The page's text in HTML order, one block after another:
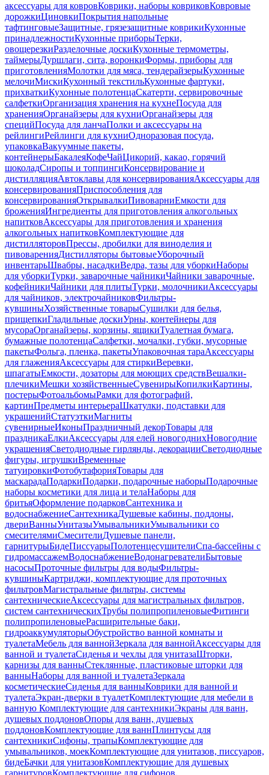
аксессуары для ковровКоврики, наборы ковриковКовровые
дорожкиЦиновкиПокрытия напольные
тафтинговыеЗащитные, грязезащитные коврикиКухонные
принадлежностиКухонные приборыТерки,
овощерезкиРазделочные доскиКухонные термометры,
таймерыДуршлаги, сита, воронкиФормы, приборы для
приготовленияМолотки для мяса, тендерайзерыКухонные
мелочиМискиКухонный текстильКухонные фартуки,
прихваткиКухонные полотенцаСкатерти, сервировочные
салфеткиОрганизация хранения на кухнеПосуда для
храненияОрганайзеры для кухниОрганайзеры для
специйПосуда для ланчаПолки и аксессуары на
рейлингиРейлинги для кухниОдноразовая посуда,
упаковкаВакуумные пакеты,
контейнерыБакалеяКофеЧайЦикорий, какао, горячий
шоколадСиропы и топпингиКонсервирование и
дистилляцияАвтоклавы для консервированияАксессуары для
консервированияПриспособления для
консервированияОткрывалкиПивоварниЕмкости для
броженияИнгредиенты для приготовления алкогольных
напитковАксессуары для приготовления и хранения
алкогольных напитковКомплектующие для
дистилляторовПрессы, дробилки для виноделия и
пивоваренияДистилляторы бытовыеУборочный
инвентарьШвабры, насадкиВедра, тазы для уборкиНаборы
для уборкиТурки, заварочные чайникиЧайники заварочные,
кофейникиЧайники для плитыТурки, молочникиАксессуары
для чайников, электрочайниковФильтры-
кувшиныХозяйственные товарыСушилки для белья,
прищепкиГладильные доскиУрны, контейнеры для
мусораОрганайзеры, корзины, ящикиТуалетная бумага,
бумажные полотенцаСалфетки, мочалки, губки, мусорные
пакетыФольга, пленка, пакетыУпаковочная тараАксессуары
для глаженияАксессуары для стиркиВеревки,
шпагатыЕмкости, дозаторы для моющих средствВешалки-
плечикиМешки хозяйственныеСувенирыКопилкиКартины,
постерыФотоальбомыРамки для фотографий,
картинПредметы интерьераШкатулки, подставки для
украшенийСтатуэткиМагниты
сувенирныеИконыПраздничный декорТовары для
праздникаЕлкиАксессуары для елей новогоднихНовогодние
украшенияСветодиодные гирлянды, декорацииСветодиодные
фигуры, игрушкиВременные
татуировкиФотобутафорияТовары для
маскарадаПодаркиПодарки, подарочные наборыПодарочные
наборы косметики для лица и телаНаборы для
бритьяОформление подарковСантехника и
водоснабжениеСантехникаДушевые кабины, поддоны,
двериВанныУнитазыУмывальникиУмывальники со
смесителямиСмесителиДушевые панели,
гарнитурыБидеПиссуарыПолотенцесушителиСпа-бассейны с
гидромассажемВодоснабжениеВодонагревателиБытовые
насосыПроточные фильтры для водыФильтры-
кувшиныКартриджи, комплектующие для проточных
фильтровМагистральные фильтры, системы
сантехническиеАксессуары для магистральных фильтров,
систем сантехническихТрубы полипропиленовыеФитинги
полипропиленовыеРасширительные баки,
гидроаккумуляторыОбустройство ванной комнаты и
туалетаМебель для ваннойЗеркала для ваннойАксессуары для
ванной и туалетаСиденья и чехлы для унитазаШторки,
карнизы для ванныСтеклянные, пластиковые шторки для
ванныНаборы для ванной и туалетаЗеркала
косметическиеСиденья для ванныКоврики для ванной и
туалетаЭкран-дверки в туалетКомплектующие для мебели в
ванную Комплектующие для сантехникиЭкраны для ванн,
душевых поддоновОпоры для ванн, душевых
поддоновКомплектующие для ваннПлинтусы для
сантехникиСифоны, трапыКомплектующие для
умывальников, моекКомплектующие для унитазов, писсуаров,
бидеБачки для унитазовКомплектующие для душевых
гарнитуровКомплектующие для сифонов,